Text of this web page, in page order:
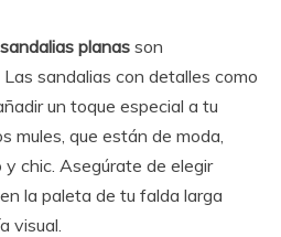
sandalias planas son
sandalias con detalles como
un toque especial a tu
mules, que están de moda,
chic. Asegúrate de elegir
la paleta de tu falda larga
visual.